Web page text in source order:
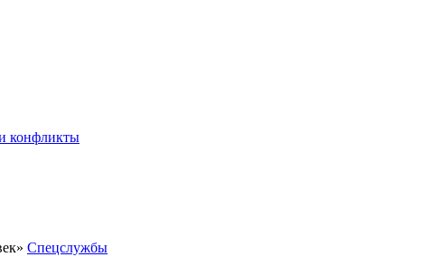
конфликты
Спецслужбы